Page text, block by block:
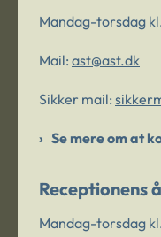
Mandag-torsdag
Mail: ast@ast.dk
Sikker mail:
Se mere om at
Receptionens
Mandag-torsdag